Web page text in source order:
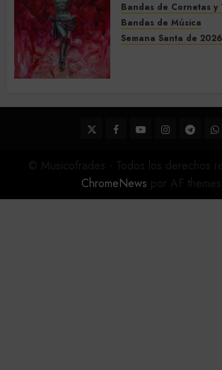
Bandas de Cornetas y
Bandas de Música
Semana Santa de 2026
22 DE FEBRERO DE
TwitterFacebook
YoutubeInstagram
ChromeNews